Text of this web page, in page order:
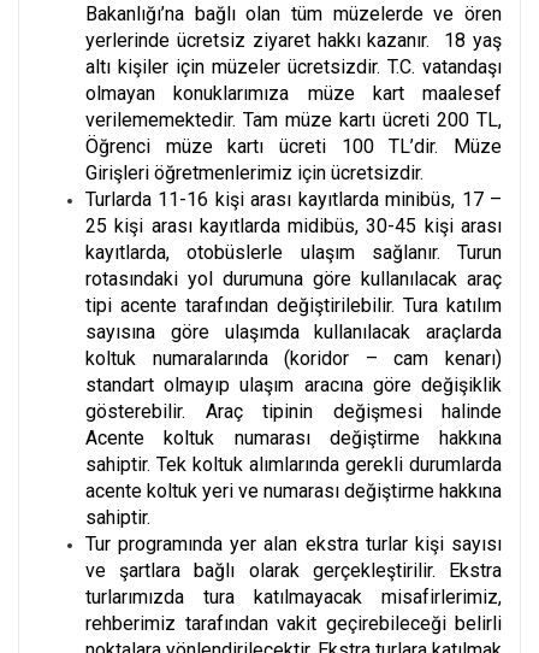
Bakanlığı’na bağlı olan tüm müzelerde ve ören
yerlerinde ücretsiz ziyaret hakkı kazanır. 18 yaş
altı kişiler için müzeler ücretsizdir. T.C. vatandaşı
olmayan konuklarımıza müze kart maalesef
verilememektedir. Tam müze kartı ücreti 200 TL,
Öğrenci müze kartı ücreti 100 TL’dir. Müze
Girişleri öğretmenlerimiz için ücretsizdir.
Turlarda 11-16 kişi arası kayıtlarda minibüs, 17 –
25 kişi arası kayıtlarda midibüs, 30-45 kişi arası
kayıtlarda, otobüslerle ulaşım sağlanır. Turun
rotasındaki yol durumuna göre kullanılacak araç
tipi acente tarafından değiştirilebilir. Tura katılım
sayısına göre ulaşımda kullanılacak araçlarda
koltuk numaralarında (koridor – cam kenarı)
standart olmayıp ulaşım aracına göre değişiklik
gösterebilir. Araç tipinin değişmesi halinde
Acente koltuk numarası değiştirme hakkına
sahiptir. Tek koltuk alımlarında gerekli durumlarda
acente koltuk yeri ve numarası değiştirme hakkına
sahiptir.
Tur programında yer alan ekstra turlar kişi sayısı
ve şartlara bağlı olarak gerçekleştirilir. Ekstra
turlarımızda tura katılmayacak misafirlerimiz,
rehberimiz tarafından vakit geçirebileceği belirli